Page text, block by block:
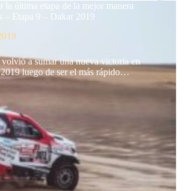
la última etapa de la mejor manera
– Etapa 9 – Dakar 2019
a sumar una nueva victoria en
luego de ser el más rápido…